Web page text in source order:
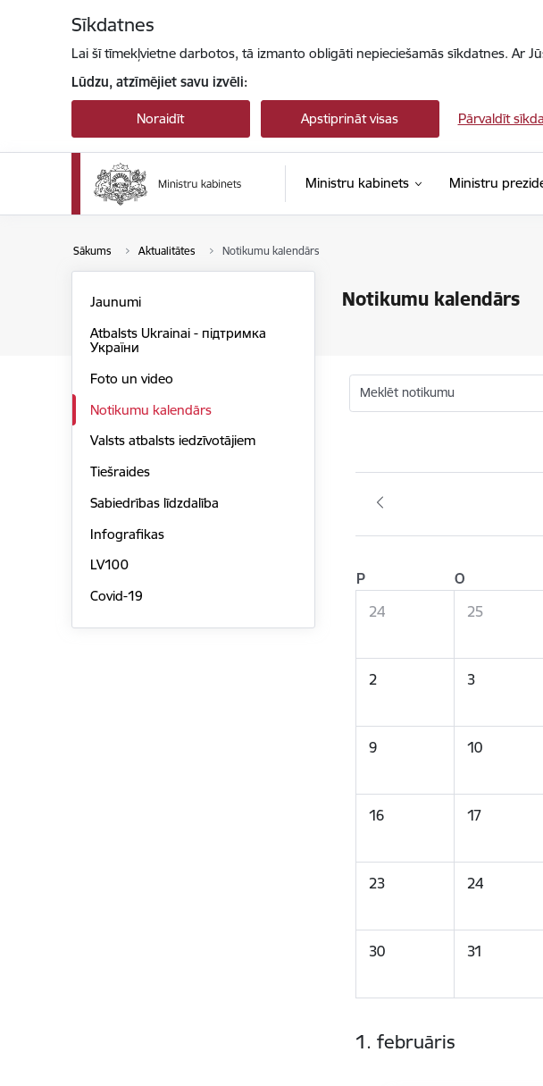
Sīkdatnes
Lai šī tīmekļvietne darbotos, tā izmanto obligāti nepieciešamās sīkdatnes. Ar
Lūdzu, atzīmējiet savu izvēli:
Noraidīt Apstiprināt visas Pārvaldīt
Ministru kabinets Ministru
Sākums Aktualitātes Notikumu kalendārs
Notikumu kalendārs
Jaunumi
Atbalsts Ukrainai - підтримка
України
Foto un video
Notikumu kalendārs
Valsts atbalsts iedzīvotājiem
Tiešraides
Sabiedrības līdzdalība
Infografikas
LV100
Covid-19
Meklēt notikumu
P O
24
25
2 3
9 10
16 17
23 24
30 31
1. februāris